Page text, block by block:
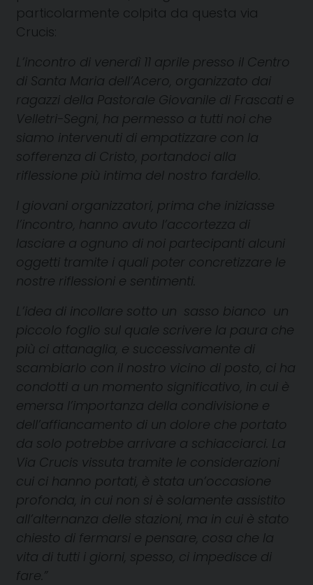
particolarmente colpita da questa via
Crucis:
L’incontro di venerdì 11 aprile presso il Centro
di Santa Maria dell’Acero, organizzato dai
ragazzi della Pastorale Giovanile di Frascati e
Velletri-Segni, ha permesso a tutti noi che
siamo intervenuti di empatizzare con la
sofferenza di Cristo, portandoci alla
riflessione più intima del nostro fardello.
I giovani organizzatori, prima che iniziasse
l’incontro, hanno avuto l’accortezza di
lasciare a ognuno di noi partecipanti alcuni
oggetti tramite i quali poter concretizzare le
nostre riflessioni e sentimenti.
L’idea di incollare sotto un sasso bianco un
piccolo foglio sul quale scrivere la paura che
più ci attanaglia, e successivamente di
scambiarlo con il nostro vicino di posto, ci ha
condotti a un momento significativo, in cui è
emersa l’importanza della condivisione e
dell’affiancamento di un dolore che portato
da solo potrebbe arrivare a schiacciarci. La
Via Crucis vissuta tramite le considerazioni
cui ci hanno portati, è stata un’occasione
profonda, in cui non si è solamente assistito
all’alternanza delle stazioni, ma in cui è stato
chiesto di fermarsi e pensare, cosa che la
vita di tutti i giorni, spesso, ci impedisce di
fare.”